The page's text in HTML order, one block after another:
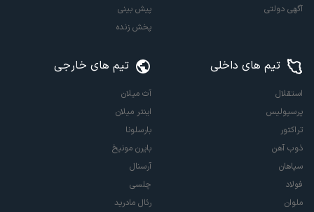
آگهی دولتی
پیش بینی
پخش زنده
تیم های داخلی
استقلال
پرسپولیس
تراکتور
ذوب آهن
سپاهان
فولاد
ملوان
تیم های خارجی
آث میلان
اینتر میلان
بارسلونا
بایرن مونیخ
آرسنال
چلسی
رئال مادرید